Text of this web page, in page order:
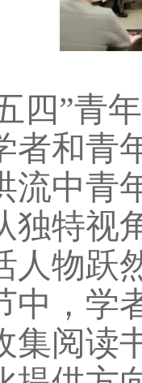
四”青
者和青
流中青
独特视
人物跃
中，学
集阅读